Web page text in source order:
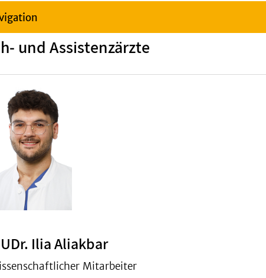
und Assistenzärzte
Ilia Aliakbar
Mitarbeiter